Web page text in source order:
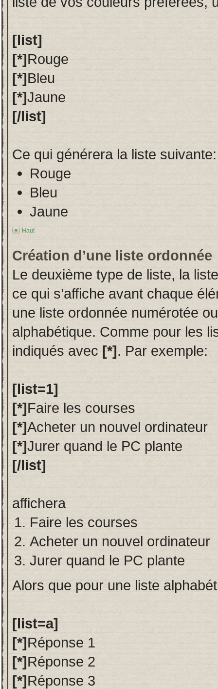
[list]
[*]Rouge
[*]Bleu
[*]Jaune
[/list]
Ce qui générera la liste suivante:
Rouge
Bleu
Jaune
Haut
Création d’une liste ordonnée
Le deuxième type de liste, la
ce qui s’affiche avant chaque
une liste ordonnée numérotée
alphabétique. Comme pour les
indiqués avec [*]. Par exemple:
[list=1]
[*]Faire les courses
[*]Acheter un nouvel ordinateur
[*]Jurer quand le PC plante
[/list]
affichera
Faire les courses
Acheter un nouvel ordinateur
Jurer quand le PC plante
Alors que pour une liste
[list=a]
[*]Réponse 1
[*]Réponse 2
[*]Réponse 3